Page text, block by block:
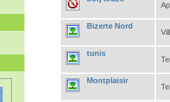
Bizerte Nord
tunis
Montplaisir